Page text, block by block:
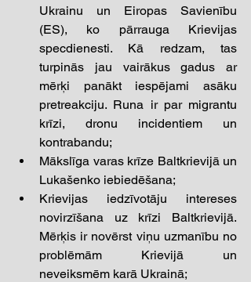
Ukrainu un Eiropas Savienību
(ES), ko pārrauga Krievijas
specdienesti. Kā redzam, tas
turpinās jau vairākus gadus ar
mērķi panākt iespējami asāku
pretreakciju. Runa ir par migrantu
krīzi, dronu incidentiem un
kontrabandu;
Mākslīga varas krīze Baltkrievijā un
Lukašenko iebiedēšana;
Krievijas iedzīvotāju intereses
novirzīšana uz krīzi Baltkrievijā.
Mērķis ir novērst viņu uzmanību no
problēmām Krievijā un
neveiksmēm karā Ukrainā;